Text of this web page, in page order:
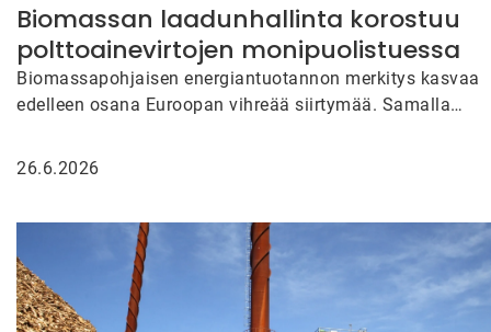
Biomassan laadunhallinta korostuu
polttoainevirtojen monipuolistuessa
Biomassapohjaisen energiantuotannon merkitys kasvaa
edelleen osana Euroopan vihreää siirtymää. Samalla
laatuominaisuudet vaihtelevat…
26.6.2026